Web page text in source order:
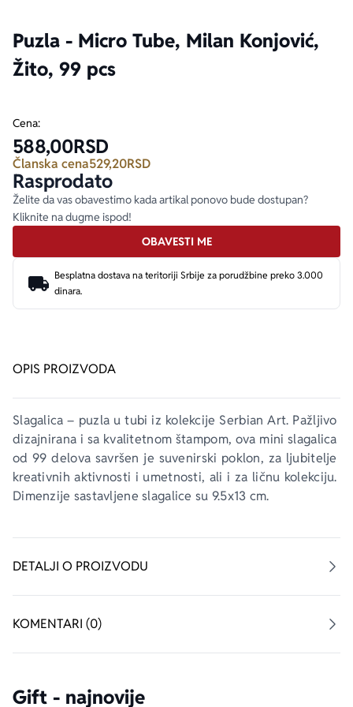
Puzla - Micro Tube, Milan Konjović,
Žito, 99 pcs
OPIS PROIZVODA
Slagalica – puzla u tubi iz kolekcije Serbian Art. Pažljivo
dizajnirana i sa kvalitetnom štampom, ova mini slagalica
od 99 delova savršen je suvenirski poklon, za ljubitelje
kreativnih aktivnosti i umetnosti, ali i za ličnu kolekciju.
Dimenzije sastavljene slagalice su 9.5x13 cm.
DETALJI O PROIZVODU
KOMENTARI (0)
Cena:
588,00RSD
Članska cena529,20RSD
Rasprodato
Želite da vas obavestimo kada artikal ponovo bude dostupan?
Kliknite na dugme ispod!
OBAVESTI ME
Besplatna dostava na teritoriji Srbije za porudžbine preko 3.000
dinara.
Gift - najnovije
Ekranizovane knjige
E-knjige
Autori
Poezija
Biografija
Bojan Ljubenović
Milica Jakovljević Mir-Jam
Peter Handke
Elif Šafak